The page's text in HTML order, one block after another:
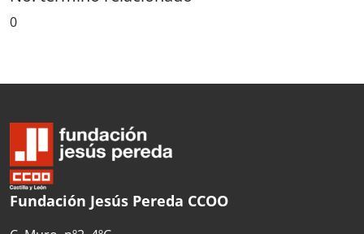
0
Fundación Jesús Pereda CCOO